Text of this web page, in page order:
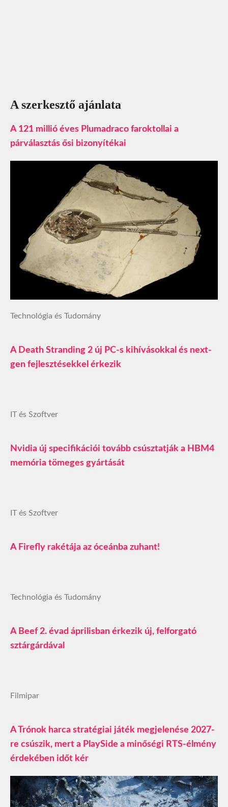
A szerkesztő ajánlata
A 121 millió éves Plumadraco faroktollai a
párválasztás ősi bizonyítékai
Technológia és Tudomány
A Death Stranding 2 új PC-s kihívásokkal és next-
gen fejlesztésekkel érkezik
IT és Szoftver
Nvidia új specifikációi tovább csúsztatják a HBM4
memória tömeges gyártását
IT és Szoftver
A Firefly rakétája az óceánba zuhant!
Technológia és Tudomány
A Beef 2. évad áprilisban érkezik új, felforgató
sztárgárdával
Filmipar
A Trónok harca stratégiai játék megjelenése 2027-
re csúszik, mert a PlaySide a minőségi RTS-élmény
érdekében időt kér